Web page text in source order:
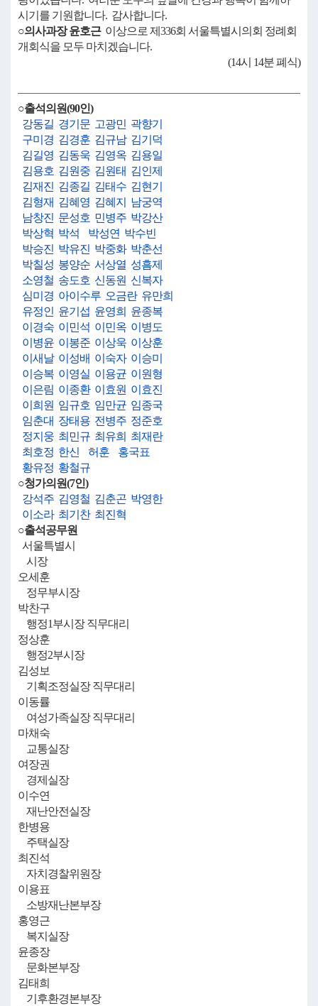
시기를 기원합니다. 감사합니다.
○의사과장 윤호근이상으로 제336회 서울특별시의회 정례회
개회식을 모두 마치겠습니다.
(14시 14분 폐식)
○출석의원(90인)
강동길 경기문 고광민 곽향기
구미경 김경훈 김규남 김기덕
김길영 김동욱 김영옥 김용일
김용호 김원중 김원태 김인제
김재진 김종길 김태수 김현기
김형재 김혜영 김혜지
남궁역
남창진 문성호 민병주 박강산
박상혁 박석 박성연 박수빈
박승진 박유진 박중화 박춘선
박칠성 봉양순 서상열 성흠제
소영철 송도호 신동원 신복자
심미경 아이수루 오금란 유만희
유정인 윤기섭 윤영희 윤종복
이경숙 이민석 이민옥 이병도
이병윤 이봉준 이상욱 이상훈
이새날 이성배 이숙자 이승미
이승복 이영실 이용균 이원형
이은림 이종환 이효원 이효진
이희원 임규호 임만균 임종국
임춘대 장태용 전병주 정준호
정지웅 최민규 최유희 최재란
최호정 한신 허훈
홍국표
황유정 황철규
○청가의원(7인)
강석주 김영철 김춘곤 박영한
이소라 최기찬 최진혁
○출석공무원
서울특별시
시장
오세훈
정무부시장
박찬구
행정1부시장 직무대리
정상훈
행정2부시장
김성보
기획조정실장 직무대리
이동률
여성가족실장 직무대리
마채숙
교통실장
여장권
경제실장
이수연
재난안전실장
한병용
주택실장
최진석
자치경찰위원장
이용표
소방재난본부장
홍영근
복지실장
윤종장
문화본부장
김태희
기후환경본부장